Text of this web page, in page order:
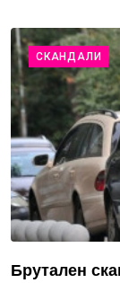
СКАНДАЛИ
Брутален